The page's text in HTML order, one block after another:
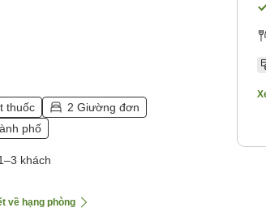
thuốc
2 Giường đơn
phố
khách
về hạng phòng